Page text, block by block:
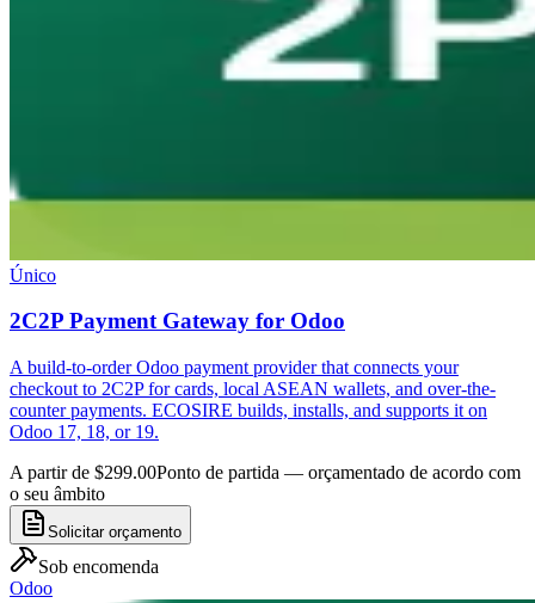
Único
2C2P Payment Gateway for Odoo
A build-to-order Odoo payment provider that connects your
checkout to 2C2P for cards, local ASEAN wallets, and over-the-
counter payments. ECOSIRE builds, installs, and supports it on
Odoo 17, 18, or 19.
A partir de $299.00Ponto de partida — orçamentado de acordo com
o seu âmbito
Solicitar orçamento
Sob encomenda
Odoo